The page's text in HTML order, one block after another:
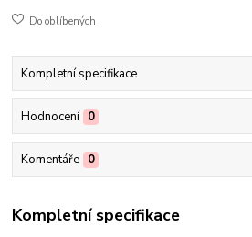
Do oblíbených
Kompletní specifikace
Hodnocení 0
Komentáře 0
Kompletní specifikace